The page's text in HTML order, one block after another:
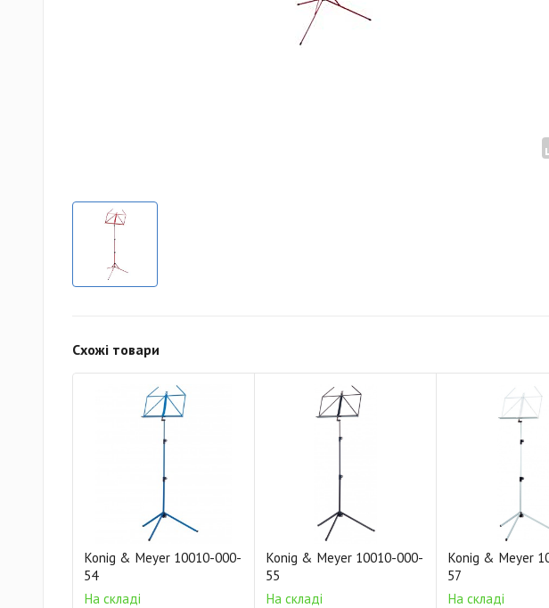
Схожі товари
Konig & Meyer 10010-000-
54
На складі
Konig & Meyer 10010-000-
55
На складі
Konig & Meyer
57
На складі